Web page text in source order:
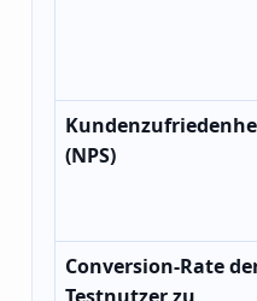
(NPS)
Conversion-Rate